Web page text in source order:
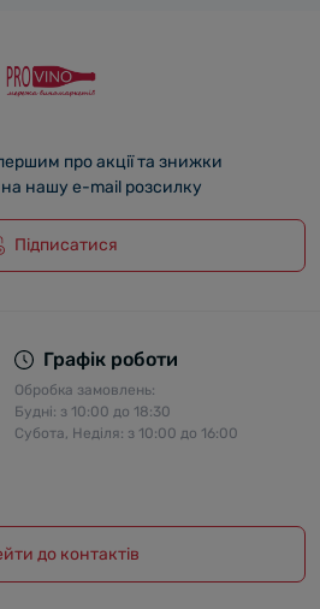
про акції та знижки
на нашу e-mail розсилку
Підписатися
Графік роботи
Обробка замовлень:
Будні: з 10:00 до 18:30
Субота, Неділя: з 10:00 до 16:00
до контактів